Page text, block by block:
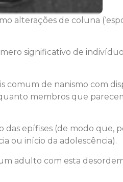
alterações de coluna
significativo de
comum de nanismo com
membros que
das epífises (de modo que,
ou início da adolescência).
adulto com esta